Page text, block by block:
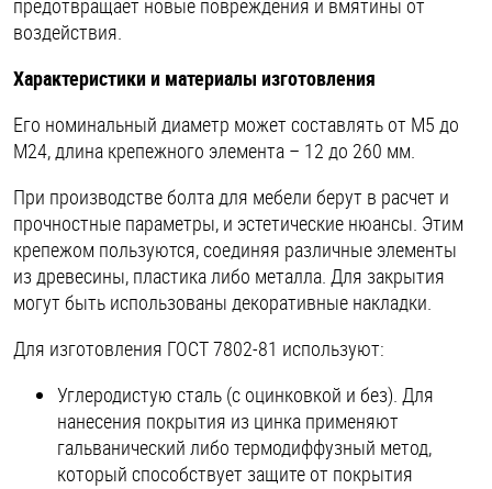
предотвращает новые повреждения и вмятины от
воздействия.
Характеристики и материалы изготовления
Его номинальный диаметр может составлять от М5 до
М24, длина крепежного элемента – 12 до 260 мм.
При производстве болта для мебели берут в расчет и
прочностные параметры, и эстетические нюансы. Этим
крепежом пользуются, соединяя различные элементы
из древесины, пластика либо металла. Для закрытия
могут быть использованы декоративные накладки.
Для изготовления ГОСТ 7802-81 используют:
Углеродистую сталь (с оцинковкой и без). Для
нанесения покрытия из цинка применяют
гальванический либо термодиффузный метод,
который способствует защите от покрытия